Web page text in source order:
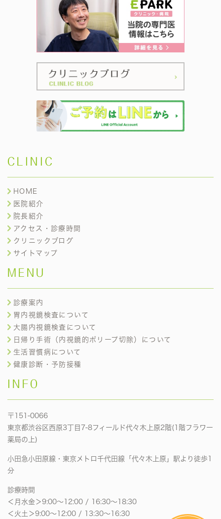
CLINIC
HOME
医院紹介
院長紹介
アクセス・診療時間
クリニックブログ
サイトマップ
MENU
診療案内
胃内視鏡検査について
大腸内視鏡検査について
日帰り手術（内視鏡的ポリープ切除）について
生活習慣病について
健康診断・予防接種
INFO
〒151-0066
東京都渋谷区西原3丁目7-8フィールド代々木上原2階(1階フラワー
薬局の上)
小田急小田原線・東京メトロ千代田線「代々木上原」駅より徒歩1
分
診療時間
＜月水金＞9:00〜12:00 / 16:30〜18:30
＜火土＞9:00〜12:00 / 13:30〜16:30